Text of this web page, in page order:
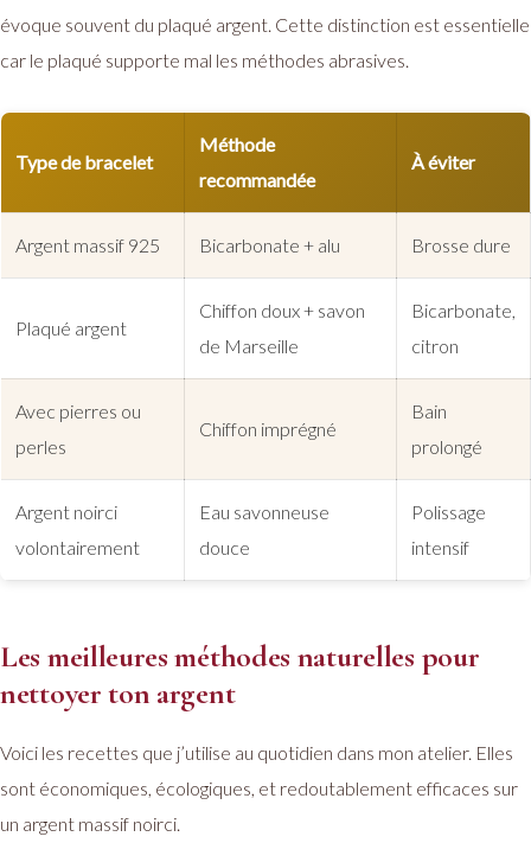
évoque souvent du plaqué argent. Cette distinction est essentielle
car le plaqué supporte mal les méthodes abrasives.
Type de bracelet
Méthode
recommandée
À éviter
Argent massif 925 Bicarbonate + alu Brosse dure
Plaqué argent
Chiffon doux + savon
de Marseille
Bicarbonate,
citron
Avec pierres ou
perles
Chiffon imprégné
Bain
prolongé
Argent noirci
volontairement
Eau savonneuse
douce
Polissage
intensif
Les meilleures méthodes naturelles pour
nettoyer ton argent
Voici les recettes que j’utilise au quotidien dans mon atelier. Elles
sont économiques, écologiques, et redoutablement efficaces sur
un argent massif noirci.